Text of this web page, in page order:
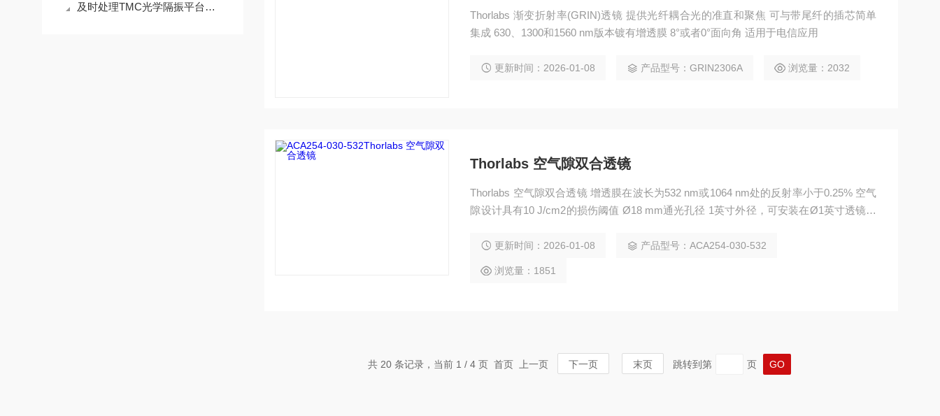
及时处理TMC光学隔振平台各类运行问题保障实验有序开展
Thorlabs 渐变折射率(GRIN)透镜 提供光纤耦合光的准直和聚焦 可与带尾纤的插芯简单
集成 630、1300和1560 nm版本镀有增透膜 8°或者0°面向角 适用于电信应用
更新时间：2026-01-08 产品型号：GRIN2306A 浏览量：2032
Thorlabs 空气隙双合透镜
Thorlabs 空气隙双合透镜 增透膜在波长为532 nm或1064 nm处的反射率小于0.25% 空气
隙设计具有10 J/cm2的损伤阈值 Ø18 mm通光孔径 1英寸外径，可安装在Ø1英寸透镜套
更新时间：2026-01-08 产品型号：ACA254-030-532
浏览量：1851
共 20 条记录，当前 1 / 4 页 首页 上一页 下一页 末页 跳转到第 页